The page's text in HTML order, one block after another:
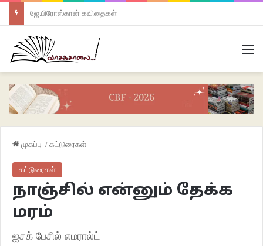
ஜே.பிரோஸ்கான் கவிதைகள்
முகப்பு / கட்டுரைகள்
கட்டுரைகள்
நாஞ்சில் என்னும் தேக்க
மரம்
ஐசக் பேசில் எமரால்ட்